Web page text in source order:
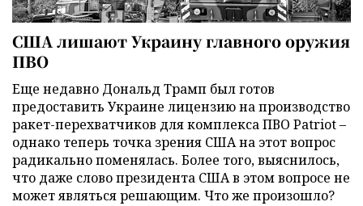
США лишают Украину главного оружия
ПВО
Еще недавно Дональд Трамп был готов
предоставить Украине лицензию на производство
ракет-перехватчиков для комплекса ПВО Patriot –
однако теперь точка зрения США на этот вопрос
радикально поменялась. Более того, выяснилось,
что даже слово президента США в этом вопросе не
может являться решающим. Что же произошло?